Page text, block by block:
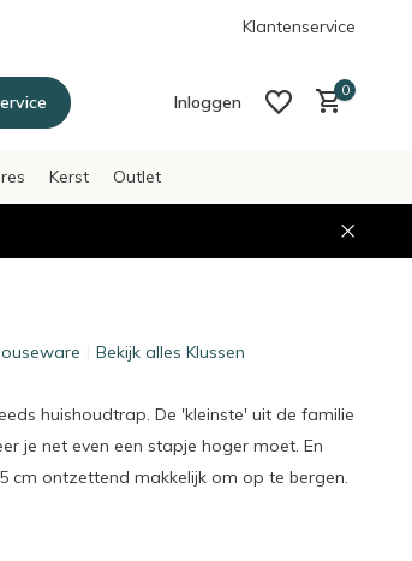
Klantenservice
Inloggen
0
Kerst Outlet
Bekijk alles Klussen
huishoudtrap. De 'kleinste' uit de familie
je net even een stapje hoger moet. En
cm ontzettend makkelijk om op te bergen.